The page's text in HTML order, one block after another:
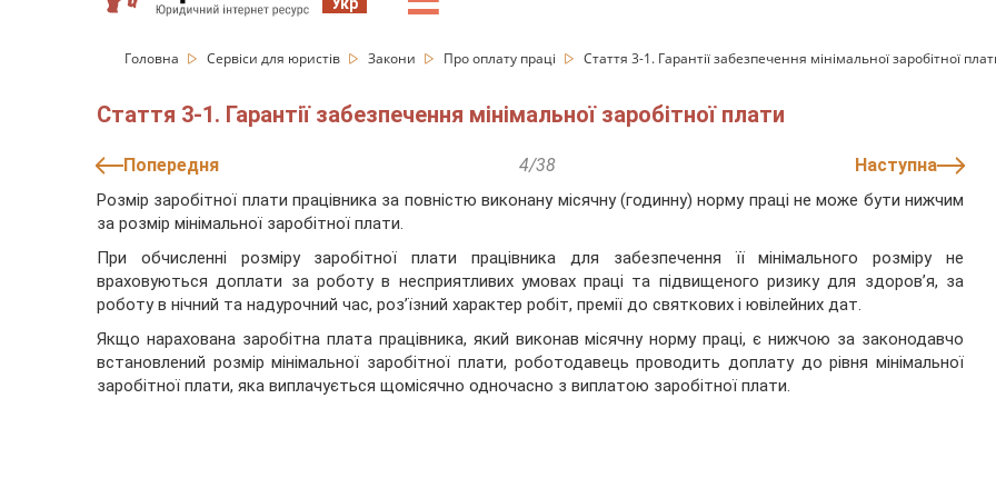
Головна Сервіси для юристів Закони Про оплату праці Стаття 3-1. Гарантії забезпечення мінімальної заробітної
Стаття 3-1. Гарантії забезпечення мінімальної заробітної плати
Попередня 4/38 Наступна
Розмір заробітної плати працівника за повністю виконану місячну (годинну) норму праці не може бути нижчим
за розмір мінімальної заробітної плати.
При обчисленні розміру заробітної плати працівника для забезпечення її мінімального розміру не
враховуються доплати за роботу в несприятливих умовах праці та підвищеного ризику для здоров’я, за
роботу в нічний та надурочний час, роз’їзний характер робіт, премії до святкових і ювілейних дат.
Якщо нарахована заробітна плата працівника, який виконав місячну норму праці, є нижчою за законодавчо
встановлений розмір мінімальної заробітної плати, роботодавець проводить доплату до рівня мінімальної
заробітної плати, яка виплачується щомісячно одночасно з виплатою заробітної плати.